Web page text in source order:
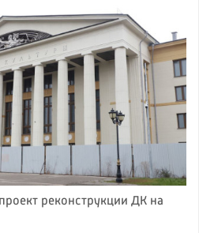
реконструкции ДК на